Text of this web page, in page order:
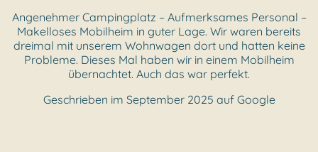
Angenehmer Campingplatz – Aufmerksames Personal –
Makelloses Mobilheim in guter Lage. Wir waren bereits
dreimal mit unserem Wohnwagen dort und hatten keine
Probleme. Dieses Mal haben wir in einem Mobilheim
übernachtet. Auch das war perfekt.
Geschrieben im September 2025 auf Google